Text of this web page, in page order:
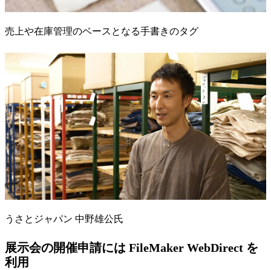
売上や在庫管理のベースとなる手書きのタグ
うさとジャパン 中野雄公氏
展示会の開催申請には FileMaker WebDirect を
利用